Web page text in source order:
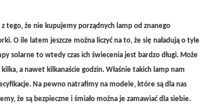
tego, że nie kupujemy porządnych lamp od znanego
O ile latem jeszcze można liczyć na to, że się naładują o tyle
solarne to wtedy czas ich świecenia jest bardzo długi. Może
a nawet kilkanaście godzin. Właśnie takich lamp nam
Na pewno natrafimy na modele, które są dla nas
że są bezpieczne i śmiało można je zamawiać dla siebie.